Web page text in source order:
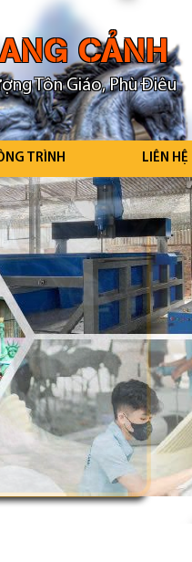
CẢNH
Tôn Giáo, Phù Điêu
TRÌNH LIÊN HỆ